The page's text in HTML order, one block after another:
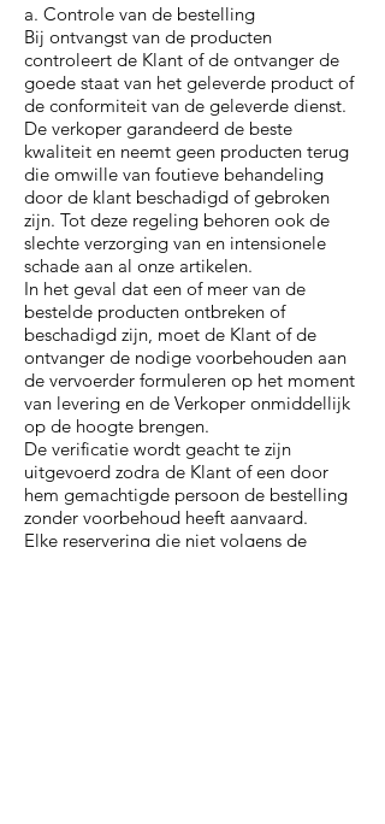
a. Controle van de bestelling
Bij ontvangst van de producten
controleert de Klant of de ontvanger de
goede staat van het geleverde product of
de conformiteit van de geleverde dienst.
De verkoper garandeerd de beste
kwaliteit en neemt geen producten terug
die omwille van foutieve behandeling
door de klant beschadigd of gebroken
zijn. Tot deze regeling behoren ook de
slechte verzorging van en intensionele
schade aan al onze artikelen.
In het geval dat een of meer van de
bestelde producten ontbreken of
beschadigd zijn, moet de Klant of de
ontvanger de nodige voorbehouden aan
de vervoerder formuleren op het moment
van levering en de Verkoper onmiddellijk
op de hoogte brengen.
De verificatie wordt geacht te zijn
uitgevoerd zodra de Klant of een door
hem gemachtigde persoon de bestelling
zonder voorbehoud heeft aanvaard.
Elke reservering die niet volgens de